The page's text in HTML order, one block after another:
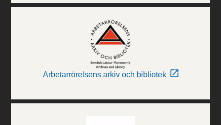
Arbetarrörelsens arkiv och bibliotek